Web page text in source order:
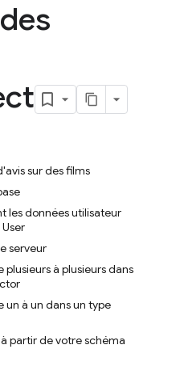
sur des films
les données utilisateur
serveur
à plusieurs dans
un à un dans un type
partir de votre schéma